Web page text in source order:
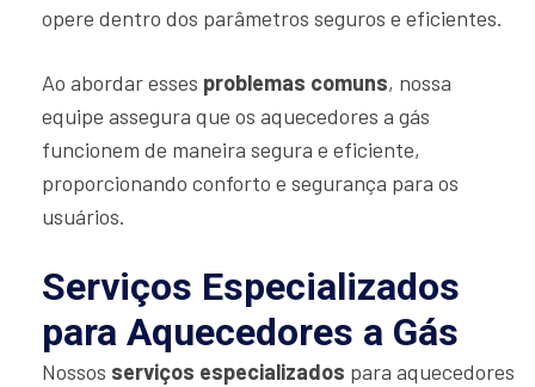
opere dentro dos parâmetros seguros e eficientes.
Ao abordar esses problemas comuns, nossa
equipe assegura que os aquecedores a gás
funcionem de maneira segura e eficiente,
proporcionando conforto e segurança para os
usuários.
Serviços Especializados
para Aquecedores a Gás
Nossos serviços especializados para aquecedores